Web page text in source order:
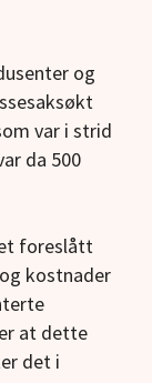
og
var i strid
da 500
foreslått
kostnader
at dette
det i